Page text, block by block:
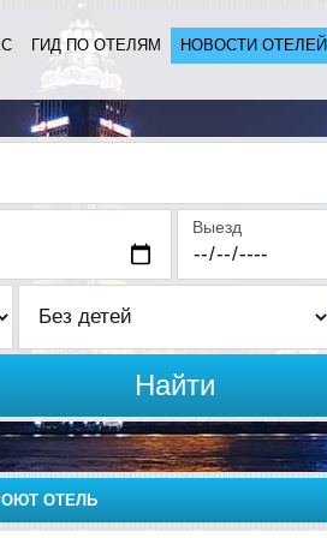
ГИД ПО ОТЕЛЯМ
НОВОСТИ ОТЕЛЕЙ
Выезд
Найти
ОТЕЛЬ